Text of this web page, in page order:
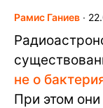
Рамис Ганиев ∙
не о
При этом